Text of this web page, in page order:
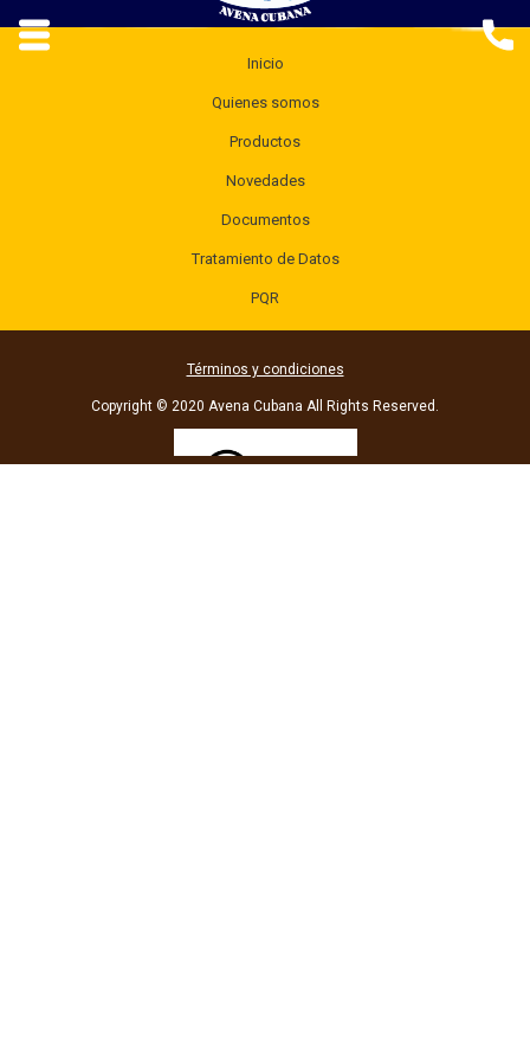
Inicio
Quienes somos
Productos
Novedades
Documentos
Tratamiento de Datos
PQR
Términos y condiciones
Copyright © 2020 Avena Cubana All Rights Reserved.